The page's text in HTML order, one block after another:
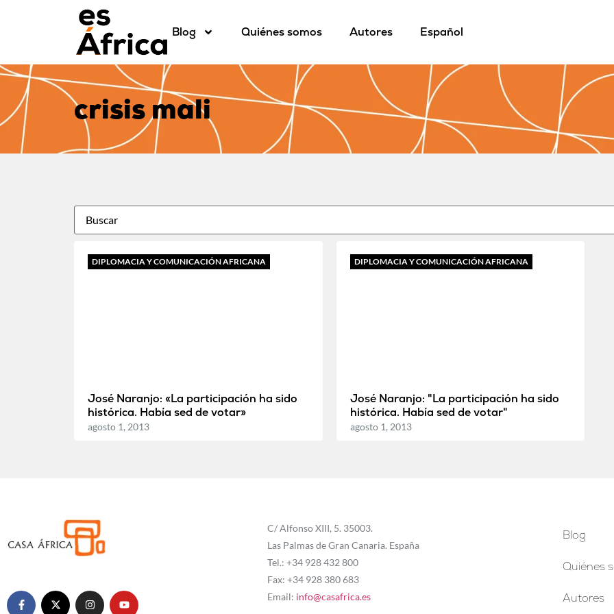
Blog Quiénes somos Autores Español
crisis mali
DIPLOMACIA Y COMUNICACIÓN AFRICANA
José Naranjo: «La participación ha sido
histórica. Había sed de votar»
agosto 1, 2013
DIPLOMACIA Y COMUNICACIÓN AFRICANA
José Naranjo: "La participación ha sido
histórica. Había sed de votar"
agosto 1, 2013
C/ Alfonso XIII, 5. 35003.
Las Palmas de Gran Canaria. España
Tel.: +34 928 432 800
Fax: +34 928 380 683
Email: info@casafrica.es
Blog
Quiénes
Autores